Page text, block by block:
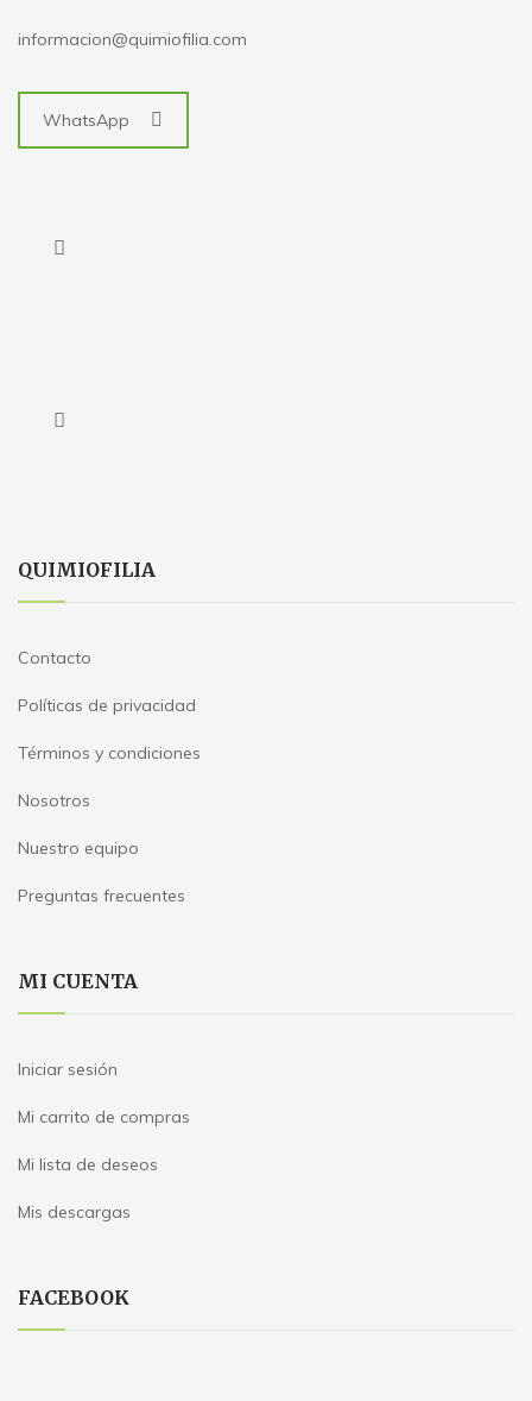
informacion@quimiofilia.com
WhatsApp
QUIMIOFILIA
Contacto
Políticas de privacidad
Términos y condiciones
Nosotros
Nuestro equipo
Preguntas frecuentes
MI CUENTA
Iniciar sesión
Mi carrito de compras
Mi lista de deseos
Mis descargas
FACEBOOK